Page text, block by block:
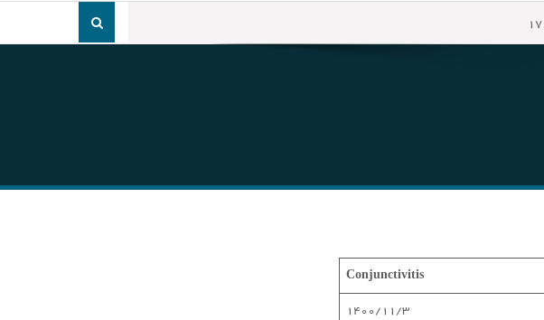
جست
Conjunctivitis